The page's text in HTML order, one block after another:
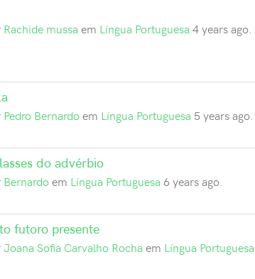
Rachide mussaem Língua Portuguesa4 years ago.
Pedro Bernardoem Língua Portuguesa 5 years ago.
do advérbio
Bernardoem Língua Portuguesa6 years ago.
futoro presente
Joana Sofia Carvalho Rochaem Língua Portuguesa